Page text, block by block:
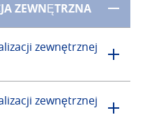
ZEWNĘTRZNA
zewnętrznej
zewnętrznej